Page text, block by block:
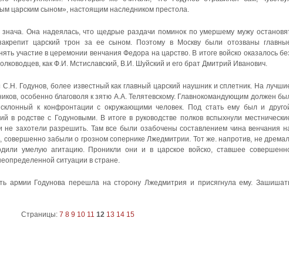
царским сыном», настоящим наследником престола.
знача. Она надеялась, что щедрые раздачи поминок по умершему мужу
царский трон за ее сыном. Поэтому в Москву были отозваны
участие в церемонии венчания Федора на царство. В итоге войско оказалось
как Ф.И. Мстиславский, В.И. Шуйский и его брат Дмитрий Иванович.
Годунов, более известный как главный царский наушник и сплетник. На
особенно благоволя к зятю А.А. Телятевскому. Главнокомандующим должен
склонный к конфронтации с окружающими человек. Под стать ему был и
в родстве с Годуновыми. В итоге в руководстве полков вспыхнули
захотели разрешить. Там все были озабочены составлением чина венчания
совершенно забыли о грозном сопернике Лжедмитрии. Тот же. напротив, не
умелую агитацию. Проникли они и в царское войско, ставшее
ситуации в стране.
армии Годунова перешла на сторону Лжедмитрия и присягнула ему.
Страницы: 7 8 9 10 11 12 13 14 15